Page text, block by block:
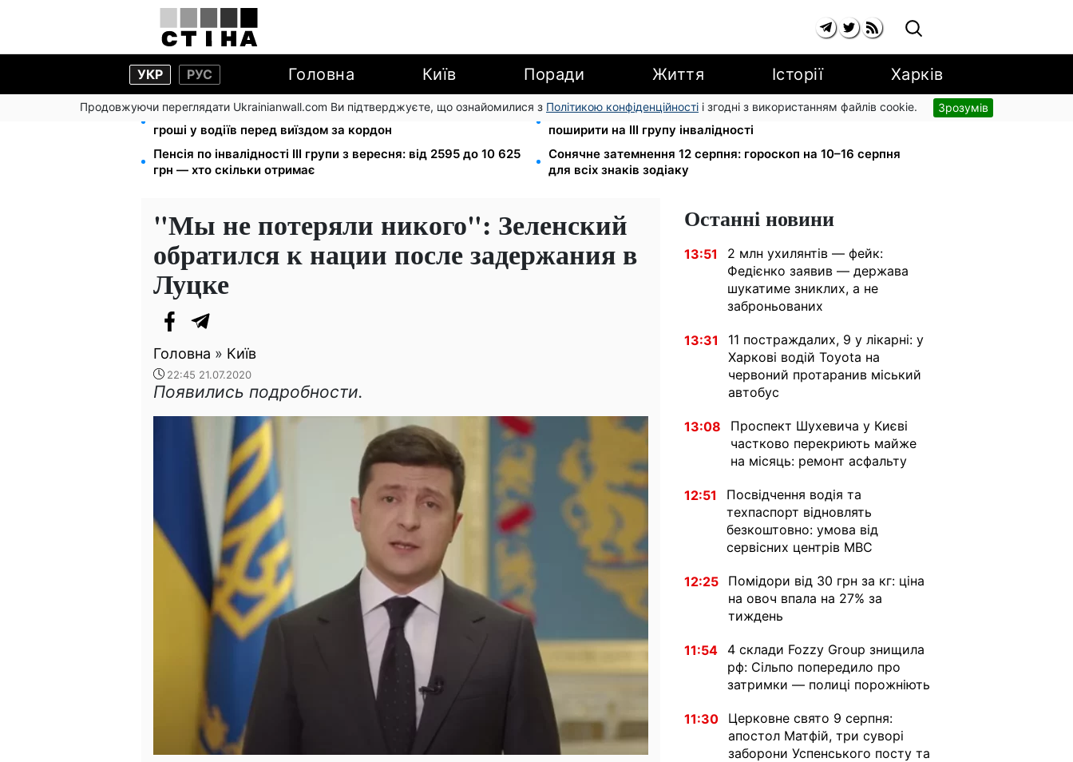
УКР РУС Головна Київ Поради Життя Історії Харків
Продовжуючи переглядати Ukrainianwall.com Ви підтверджуєте, що ознайомилися з Політикою конфіденційності і згодні з використанням файлів cookie. Зрозумів
Фейкові сайти сервісних центрів МВС: шахраї виманюють
гроші у водіїв перед виїздом за кордон
120 000 грн на авто: компенсацію для ветеранів хочуть
поширити на III групу інвалідності
Пенсія по інвалідності III групи з вересня: від 2595 до 10 625
грн — хто скільки отримає
Сонячне затемнення 12 серпня: гороскоп на 10–16 серпня
для всіх знаків зодіаку
"Мы не потеряли никого": Зеленский
обратился к нации после задержания в
Луцке
Головна » Київ
22:45 21.07.2020
Появились подробности.
Останні новини
13:51
2 млн ухилянтів — фейк:
Федієнко заявив — держава
шукатиме зниклих, а не
заброньованих
13:31
11 постраждалих, 9 у лікарні: у
Харкові водій Toyota на
червоний протаранив міський
автобус
13:08
Проспект Шухевича у Києві
частково перекриють майже
на місяць: ремонт асфальту
12:51
Посвідчення водія та
техпаспорт відновлять
безкоштовно: умова від
сервісних центрів МВС
12:25
Помідори від 30 грн за кг: ціна
на овоч впала на 27% за
тиждень
11:54
4 склади Fozzy Group знищила
рф: Сільпо попередило про
затримки — полиці порожніють
11:30
Церковне свято 9 серпня:
апостол Матфій, три суворі
заборони Успенського посту та